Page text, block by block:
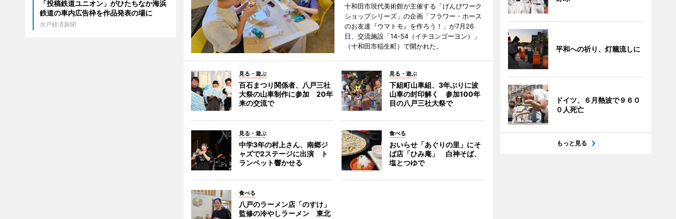
十和田市現代美術館が主催する「げんびワーク
ショップシリーズ」の企画「フラワー・ホース
のお友達『ウマトモ』を作ろう！」が7月26
日、交流施設「14-54（イチヨンゴーヨン）」
（十和田市稲生町）で開かれた。
見る・遊ぶ
百石まつり関係者、八戸三社
大祭の山車制作に参加 20年
来の交流で
見る・遊ぶ
下組町山車組、3年ぶりに波
山車の封印解く 参加100年
目の八戸三社大祭で
見る・遊ぶ
中学3年の村上さん、南郷ジ
ャズで2ステージに出演 ト
ランペット響かせる
食べる
おいらせ「あぐりの里」にそ
ば店「ひみ庵」 白神そば、
塩とつゆで
食べる
八戸のラーメン店「のすけ」
監修の冷やしラーメン 東北
「投稿鉄道ユニオン」がひたちなか海浜
鉄道の車内広告枠を作品発表の場に
水戸経済新聞
平和への祈り、灯籠流しに
ドイツ、６月熱波で９６０
０人死亡
もっと見る